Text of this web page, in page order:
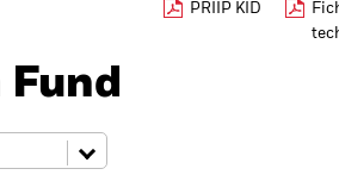
PRIIP KID
Fund